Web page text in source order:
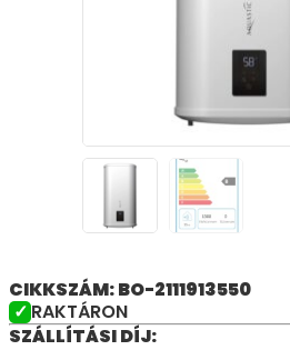
CIKKSZÁM: BO-2111913550
RAKTÁRON
SZÁLLÍTÁSI DÍJ: